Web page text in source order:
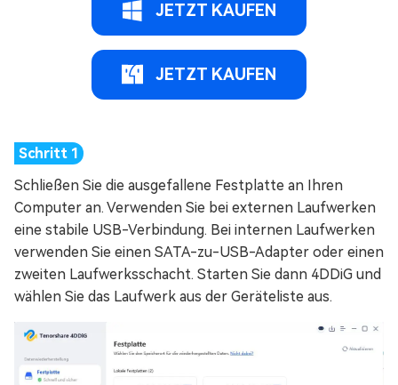
JETZT KAUFEN
JETZT KAUFEN
Schließen Sie die ausgefallene Festplatte an Ihren
Computer an. Verwenden Sie bei externen Laufwerken
eine stabile USB-Verbindung. Bei internen Laufwerken
verwenden Sie einen SATA-zu-USB-Adapter oder einen
zweiten Laufwerksschacht. Starten Sie dann 4DDiG und
wählen Sie das Laufwerk aus der Geräteliste aus.